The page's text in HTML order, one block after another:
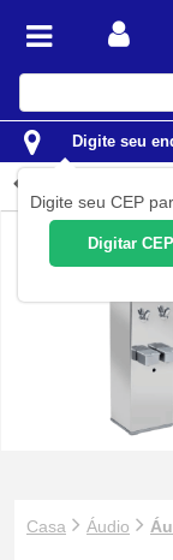
Digite seu
Digite seu CEP
Digitar CEP
Casa Áudio